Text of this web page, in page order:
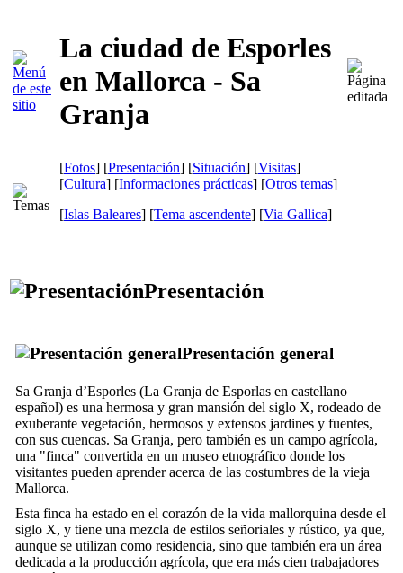
La ciudad de Esporles
en Mallorca - Sa
Granja
[Fotos] [Presentación] [Situación] [Visitas]
[Cultura] [Informaciones prácticas] [Otros temas]
[Islas Baleares] [Tema ascendente] [Via Gallica]
Presentación
Presentación general
Sa Granja d’Esporles (La Granja de Esporlas en castellano
español) es una hermosa y gran mansión del siglo X, rodeado de
exuberante vegetación, hermosos y extensos jardines y fuentes,
con sus cuencas. Sa Granja, pero también es un campo agrícola,
una "finca" convertida en un museo etnográfico donde los
visitantes pueden aprender acerca de las costumbres de la vieja
Mallorca.
Esta finca ha estado en el corazón de la vida mallorquina desde el
siglo X, y tiene una mezcla de estilos señoriales y rústico, ya que,
aunque se utilizan como residencia, sino que también era un área
dedicada a la producción agrícola, que era más cien trabajadores